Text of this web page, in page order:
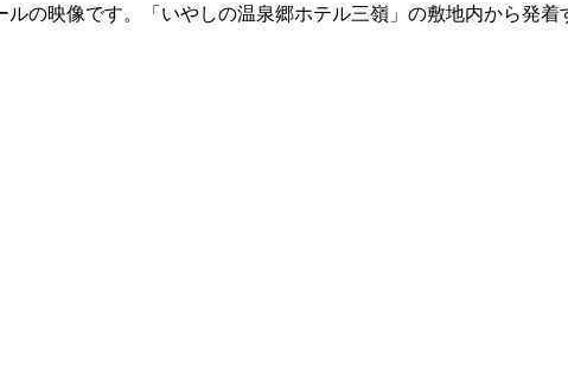
の映像です。「いやしの温泉郷ホテル三嶺」の敷地内から発着